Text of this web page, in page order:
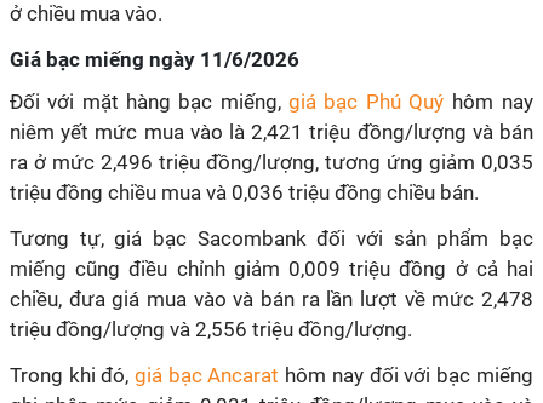
ở chiều mua vào.
Giá bạc miếng ngày 11/6/2026
Đối với mặt hàng bạc miếng, giá bạc Phú Quý hôm nay
niêm yết mức mua vào là 2,421 triệu đồng/lượng và bán
ra ở mức 2,496 triệu đồng/lượng, tương ứng giảm 0,035
triệu đồng chiều mua và 0,036 triệu đồng chiều bán.
Tương tự, giá bạc Sacombank đối với sản phẩm bạc
miếng cũng điều chỉnh giảm 0,009 triệu đồng ở cả hai
chiều, đưa giá mua vào và bán ra lần lượt về mức 2,478
triệu đồng/lượng và 2,556 triệu đồng/lượng.
Trong khi đó, giá bạc Ancarat hôm nay đối với bạc miếng